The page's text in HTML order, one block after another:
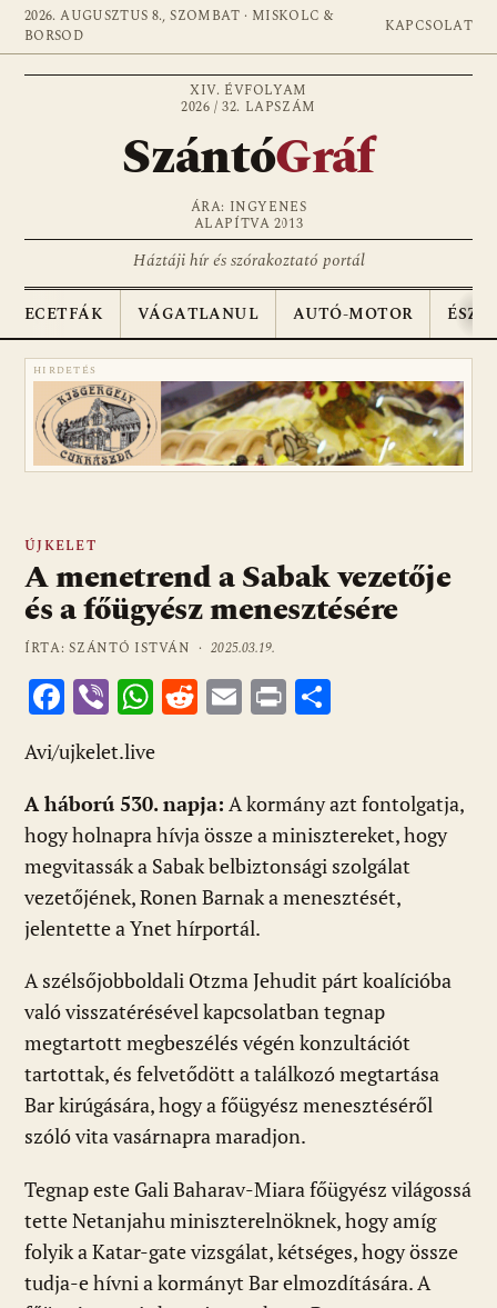
2026. AUGUSZTUS 8., SZOMBAT · MISKOLC &
BORSOD
KAPCSOLAT
XIV. ÉVFOLYAM
2026 / 32. LAPSZÁM
SzántóGráf
ÁRA: INGYENES
ALAPÍTVA 2013
Háztáji hír és szórakoztató portál
ECETFÁK VÁGATLANUL AUTÓ-MOTOR
HIRDETÉS
ÚJKELET
A menetrend a Sabak vezetője
és a főügyész menesztésére
ÍRTA: SZÁNTÓ ISTVÁN ·2025.03.19.
F
ac
e
b
o
o
k
Vi
b
er
W
at
s
A
p
p
R
di
t
E
l
Pr
m
e
g
Avi/ujkelet.live
A háború 530. napja: A kormány azt fontolgatja,
hogy holnapra hívja össze a minisztereket, hogy
megvitassák a Sabak belbiztonsági szolgálat
vezetőjének, Ronen Barnak a menesztését,
jelentette a Ynet hírportál.
A szélsőjobboldali Otzma Jehudit párt koalícióba
való visszatérésével kapcsolatban tegnap
megtartott megbeszélés végén konzultációt
tartottak, és felvetődött a találkozó megtartása
Bar kirúgására, hogy a főügyész menesztéséről
szóló vita vasárnapra maradjon.
Tegnap este Gali Baharav-Miara főügyész világossá
tette Netanjahu miniszterelnöknek, hogy amíg
folyik a Katar-gate vizsgálat, kétséges, hogy össze
tudja-e hívni a kormányt Bar elmozdítására. A